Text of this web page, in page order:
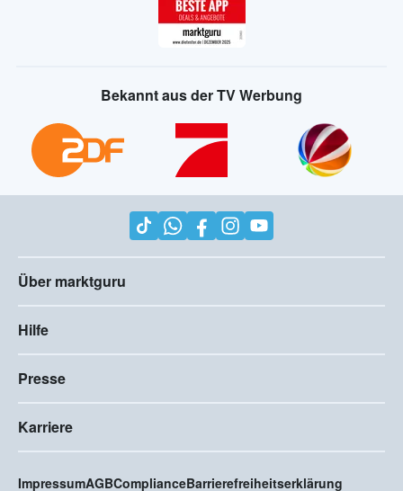
Bekannt aus der TV Werbung
Über marktguru
Hilfe
Presse
Karriere
ImpressumAGBComplianceBarrierefreiheitserklärung